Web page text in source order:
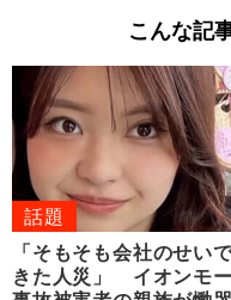
こんな記
話題
「そもそも会社のせい
きた人災」 イオンモ